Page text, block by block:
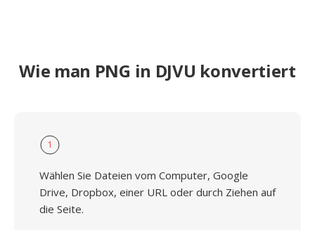
Wie man PNG in DJVU konvertiert
1
Wählen Sie Dateien vom Computer, Google
Drive, Dropbox, einer URL oder durch Ziehen auf
die Seite.